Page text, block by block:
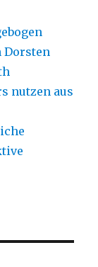
Dorsten
nutzen aus